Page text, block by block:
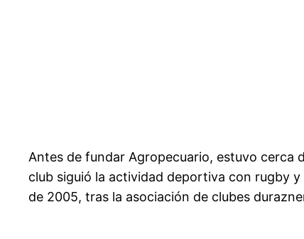
Antes de fundar Agropecuario, estuvo cerca
club siguió la actividad deportiva con rugby
de 2005, tras la asociación de clubes